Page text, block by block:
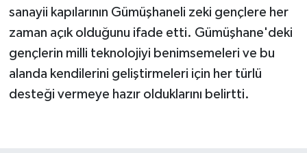
sanayii kapılarının Gümüşhaneli zeki gençlere her
zaman açık olduğunu ifade etti. Gümüşhane'deki
gençlerin milli teknolojiyi benimsemeleri ve bu
alanda kendilerini geliştirmeleri için her türlü
desteği vermeye hazır olduklarını belirtti.